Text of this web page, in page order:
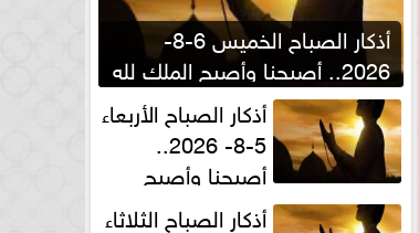
أذكار الصباح الخميس 6-8-
2026.. أصبحنا وأصبح الملك لله
والحمد لله
أذكار الصباح الأربعاء
5-8- 2026..
أصبحنا وأصبح
الملك لله والحمد للهأذكار الصباح الثلاثاء